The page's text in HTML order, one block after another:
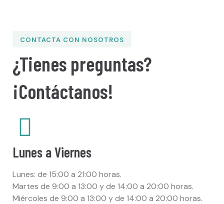
CONTACTA CON NOSOTROS
¿Tienes preguntas?
¡Contáctanos!
Lunes a Viernes
Lunes: de 15:00 a 21:00 horas.
Martes de 9:00 a 13:00 y de 14:00 a 20:00 horas.
Miércoles de 9:00 a 13:00 y de 14:00 a 20:00 horas.